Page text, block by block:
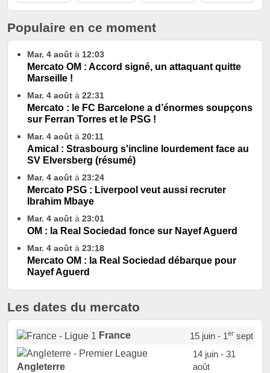
Populaire en ce moment
Mar. 4 août à 12:03
Mercato OM : Accord signé, un attaquant quitte
Marseille !
Mar. 4 août à 22:31
Mercato : le FC Barcelone a d’énormes soupçons
sur Ferran Torres et le PSG !
Mar. 4 août à 20:11
Amical : Strasbourg s'incline lourdement face au
SV Elversberg (résumé)
Mar. 4 août à 23:24
Mercato PSG : Liverpool veut aussi recruter
Ibrahim Mbaye
Mar. 4 août à 23:01
OM : la Real Sociedad fonce sur Nayef Aguerd
Mar. 4 août à 23:18
Mercato OM : la Real Sociedad débarque pour
Nayef Aguerd
Les dates du mercato
France 15 juin - 1ersept
Angleterre
14 juin - 31
août